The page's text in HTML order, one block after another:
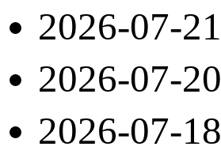
2026-07-21
2026-07-20
2026-07-18